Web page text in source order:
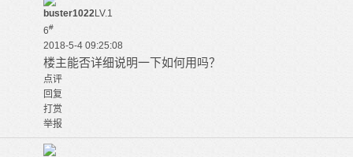
buster1022LV.1
6#
2018-5-4 09:25:08
楼主能否详细说明一下如何用吗？
点评
回复
打赏
举报